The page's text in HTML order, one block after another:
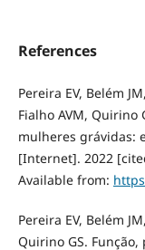
References
Pereira EV, Belém
Fialho AVM, Quirino
mulheres grávidas:
[Internet]. 2022
Available from:
Pereira EV, Belém
Quirino GS.